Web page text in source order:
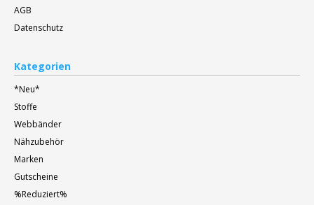
AGB
Datenschutz
Kategorien
*Neu*
Stoffe
Webbänder
Nähzubehör
Marken
Gutscheine
%Reduziert%